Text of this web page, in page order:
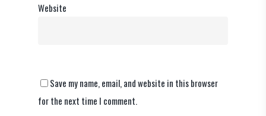
Website
Save my name, email, and website in this browser
for the next time I comment.